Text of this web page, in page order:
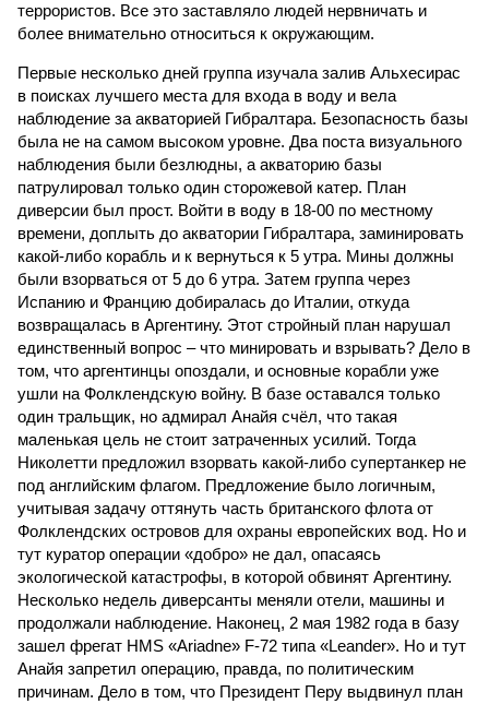
террористов. Все это заставляло людей нервничать и
более внимательно относиться к окружающим.
Первые несколько дней группа изучала залив Альхесирас
в поисках лучшего места для входа в воду и вела
наблюдение за акваторией Гибралтара. Безопасность базы
была не на самом высоком уровне. Два поста визуального
наблюдения были безлюдны, а акваторию базы
патрулировал только один сторожевой катер. План
диверсии был прост. Войти в воду в 18-00 по местному
времени, доплыть до акватории Гибралтара, заминировать
какой-либо корабль и к вернуться к 5 утра. Мины должны
были взорваться от 5 до 6 утра. Затем группа через
Испанию и Францию добиралась до Италии, откуда
возвращалась в Аргентину. Этот стройный план нарушал
единственный вопрос – что минировать и взрывать? Дело в
том, что аргентинцы опоздали, и основные корабли уже
ушли на Фолклендскую войну. В базе оставался только
один тральщик, но адмирал Анайя счёл, что такая
маленькая цель не стоит затраченных усилий. Тогда
Николетти предложил взорвать какой-либо супертанкер не
под английским флагом. Предложение было логичным,
учитывая задачу оттянуть часть британского флота от
Фолклендских островов для охраны европейских вод. Но и
тут куратор операции «добро» не дал, опасаясь
экологической катастрофы, в которой обвинят Аргентину.
Несколько недель диверсанты меняли отели, машины и
продолжали наблюдение. Наконец, 2 мая 1982 года в базу
зашел фрегат HMS «Ariadne» F-72 типа «Leander». Но и тут
Анайя запретил операцию, правда, по политическим
причинам. Дело в том, что Президент Перу выдвинул план